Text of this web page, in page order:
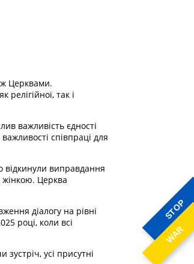
STOP
WAR
Церквами.
так і
важливість єдності
співпраці для
відкинули виправдання
жінкою. Церква
діалогу на рівні
році, коли всі
усі присутні